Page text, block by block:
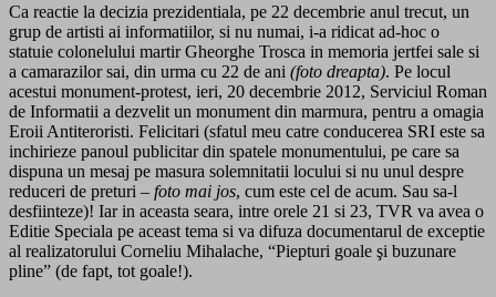
Ca reactie la decizia prezidentiala, pe 22 decembrie anul trecut, un
grup de artisti ai informatiilor, si nu numai, i-a ridicat ad-hoc o
statuie colonelului martir Gheorghe Trosca in memoria jertfei sale si
a camarazilor sai, din urma cu 22 de ani (foto dreapta). Pe locul
acestui monument-protest, ieri, 20 decembrie 2012, Serviciul Roman
de Informatii a dezvelit un monument din marmura, pentru a omagia
Eroii Antiteroristi. Felicitari (sfatul meu catre conducerea SRI este sa
inchirieze panoul publicitar din spatele monumentului, pe care sa
dispuna un mesaj pe masura solemnitatii locului si nu unul despre
reduceri de preturi – foto mai jos, cum este cel de acum. Sau sa-l
desfiinteze)! Iar in aceasta seara, intre orele 21 si 23, TVR va avea o
Editie Speciala pe aceast tema si va difuza documentarul de exceptie
al realizatorului Corneliu Mihalache, “Piepturi goale şi buzunare
pline” (de fapt, tot goale!).